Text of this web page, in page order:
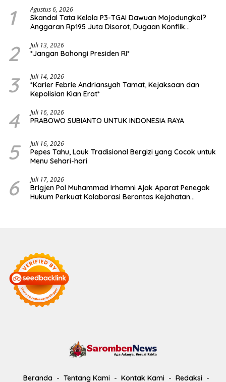
1 Agustus 6, 2026
Skandal Tata Kelola P3-TGAI Dawuan Mojodungkol?
Anggaran Rp195 Juta Disorot, Dugaan Konflik
2 Juli 13, 2026
*Jangan Bohongi Presiden RI*
3 Juli 14, 2026
*Karier Febrie Andriansyah Tamat, Kejaksaan dan
Kepolisian Kian Erat*
4 Juli 16, 2026
PRABOWO SUBIANTO UNTUK INDONESIA RAYA
5 Juli 16, 2026
Pepes Tahu, Lauk Tradisional Bergizi yang Cocok untuk
Menu Sehari-hari
6 Juli 17, 2026
Brigjen Pol Muhammad Irhamni Ajak Aparat Penegak
Hukum Perkuat Kolaborasi Berantas Kejahatan
Beranda Tentang Kami Kontak Kami Redaksi